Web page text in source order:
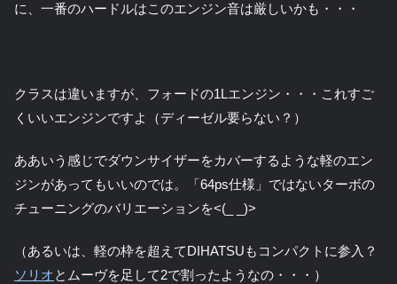
に、一番のハードルはこのエンジン音は厳しいかも・・・
クラスは違いますが、フォードの1Lエンジン・・・これすご
くいいエンジンですよ（ディーゼル要らない？）
ああいう感じでダウンサイザーをカバーするような軽のエン
ジンがあってもいいのでは。「64ps仕様」ではないターボの
チューニングのバリエーションを<(_ _)>
（あるいは、軽の枠を超えてDIHATSUもコンパクトに参入？
ソリオとムーヴを足して2で割ったようなの・・・）